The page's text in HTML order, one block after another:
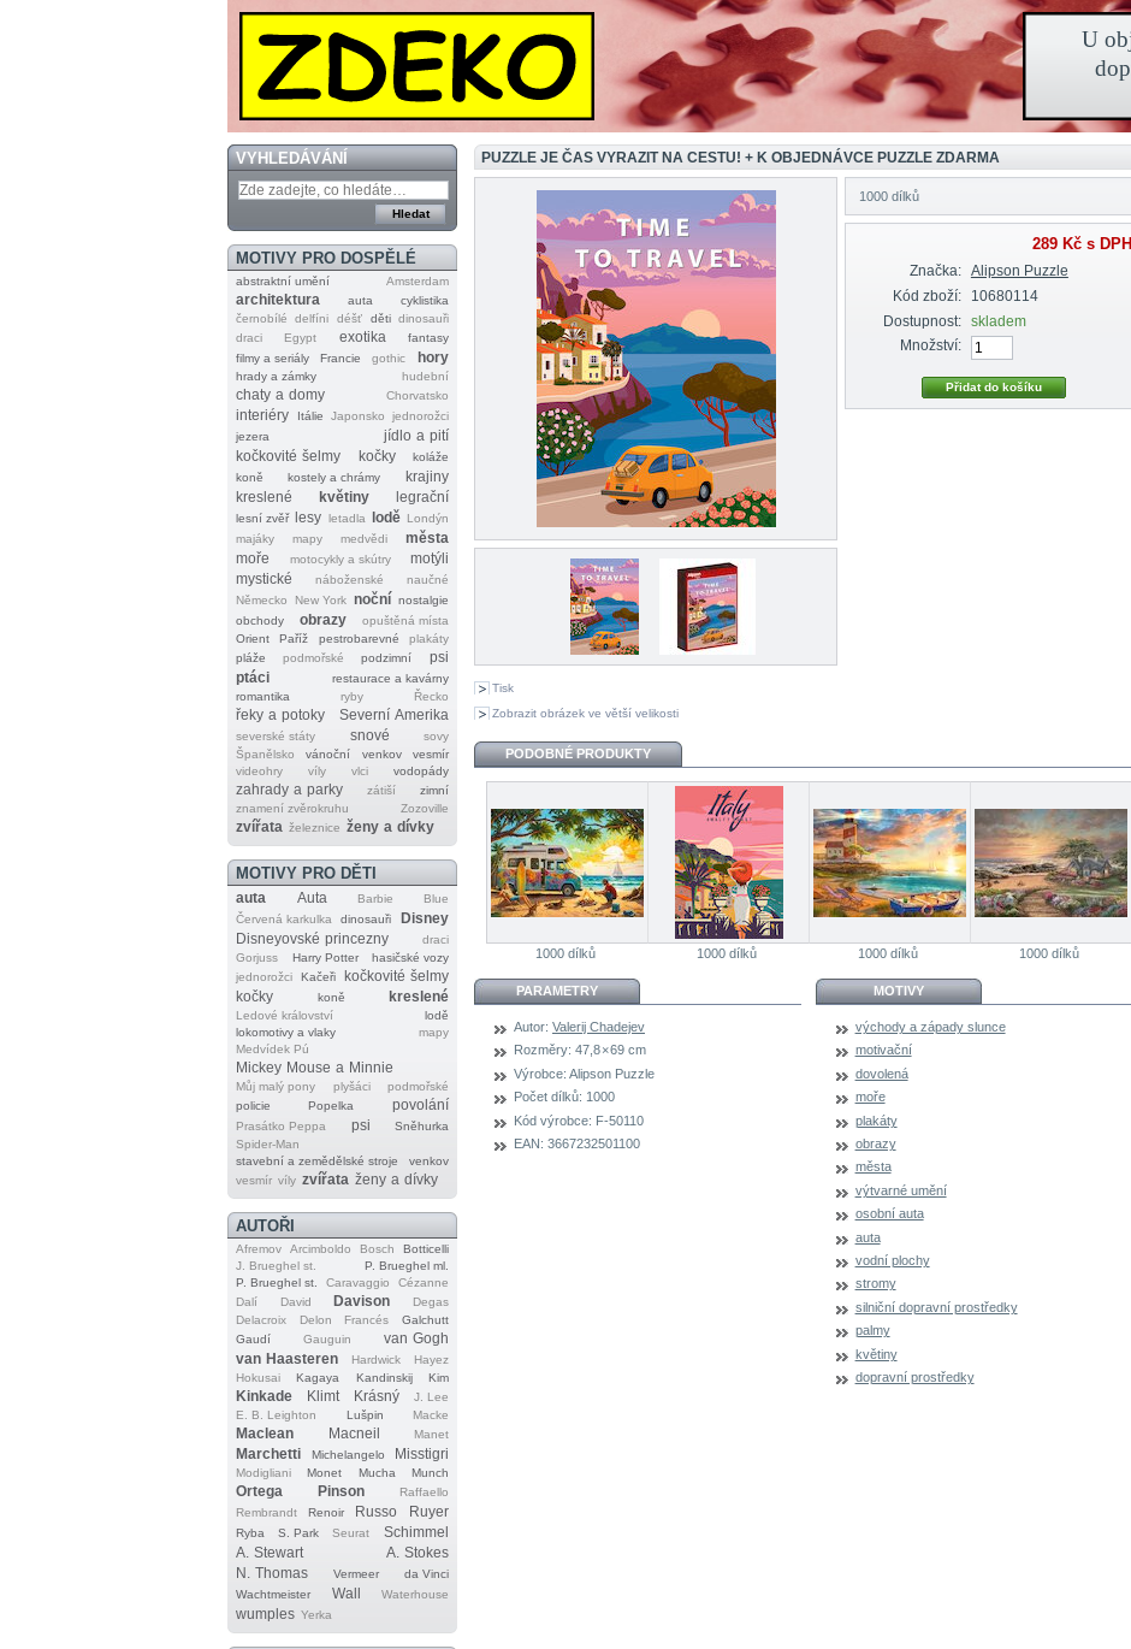
VYHLEDÁVÁNÍ
MOTIVY PRO DOSPĚLÉ
abstraktní umění Amsterdam
architektura auta
cyklistika
černobílé
delfíni déšť děti dinosauři
draci
Egypt exotika
fantasy
filmy a seriály
Francie gothic hory
hrady a zámky hudební
chaty a domy Chorvatsko
interiéry Itálie Japonsko
jednorožci
jezera
jídlo a pití
kočkovité šelmy
kočky
koláže
koně
kostely a chrámy
krajiny
kreslené
květiny legrační
lesní zvěř lesy letadla lodě Londýn
majáky
mapy medvědi
města
moře
motocykly a skútry
motýli
mystické
náboženské
naučné
Německo
New York noční nostalgie
obchody
obrazy
opuštěná místa
Orient
Paříž pestrobarevné
plakáty
pláže
podmořské podzimní
psi
ptáci
restaurace a kavárny
romantika
ryby Řecko
řeky a potoky Severní Amerika
severské státy snové
sovy
Španělsko
vánoční venkov
vesmír
videohry
víly vlci vodopády
zahrady a parky zátiší
zimní
znamení zvěrokruhu
Zozoville
zvířata železnice ženy a dívky
MOTIVY PRO DĚTI
auta Auta Barbie
Blue
Červená karkulka
dinosauři
Disney
Disneyovské princezny
draci
Gorjuss
Harry Potter
hasičské vozy
jednorožci
Kačeři
kočkovité šelmy
kočky
koně kreslené
Ledové království
lodě
lokomotivy a vlaky
mapy
Medvídek Pú
Mickey Mouse a Minnie
Můj malý pony plyšáci
podmořské
policie
Popelka povolání
Prasátko Peppa psi
Sněhurka
Spider‐Man
stavební a zemědělské stroje
venkov
vesmír víly zvířata ženy a dívky
AUTOŘI
Afremov Arcimboldo Bosch
Botticelli
J. Brueghel st.
P. Brueghel ml.
P. Brueghel st.
Caravaggio
Cézanne
Dalí
David Davison
Degas
Delacroix
Delon Francés
Galchutt
Gaudí
Gauguin
van Gogh
van Haasteren
Hardwick
Hayez
Hokusai
Kagaya Kandinskij Kim
Kinkade Klimt Krásný
J. Lee
E. B. Leighton
Lušpin Macke
Maclean Macneil Manet
Marchetti Michelangelo Misstigri
Modigliani Monet Mucha Munch
Ortega Pinson
Raffaello
Rembrandt
Renoir Russo Ruyer
Ryba S. Park Seurat
Schimmel
A. Stewart
A. Stokes
N. Thomas
Vermeer
da Vinci
Wachtmeister
Wall Waterhouse
wumples Yerka
PUZZLE JE ČAS VYRAZIT NA CESTU! + K OBJEDNÁVCE PUZZLE ZDARMA
Tisk
Zobrazit obrázek ve větší velikosti
1000 dílků
289 Kčs DPH
Značka:
Alipson Puzzle
Kód zboží:
10680114
Dostupnost:
skladem
Množství:
PODOBNÉ PRODUKTY
1000 dílků 1000 dílků 1000 dílků 1000 dílků
PARAMETRY
Autor: Valerij Chadejev
Rozměry: 47,8 × 69 cm
Výrobce: Alipson Puzzle
Počet dílků: 1000
Kód výrobce: F-50110
EAN: 3667232501100
MOTIVY
východy a západy slunce
motivační
dovolená
moře
plakáty
obrazy
města
výtvarné umění
osobní auta
auta
vodní plochy
stromy
silniční dopravní prostředky
palmy
květiny
dopravní prostředky